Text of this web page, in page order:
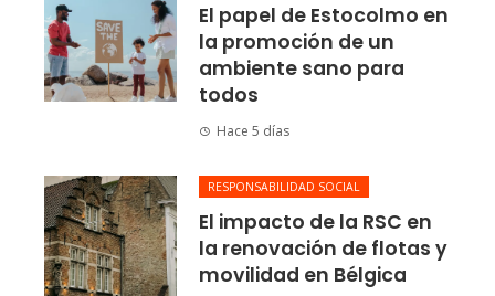
El papel de Estocolmo en
la promoción de un
ambiente sano para
todos
Hace 5 días
RESPONSABILIDAD SOCIAL
El impacto de la RSC en
la renovación de flotas y
movilidad en Bélgica